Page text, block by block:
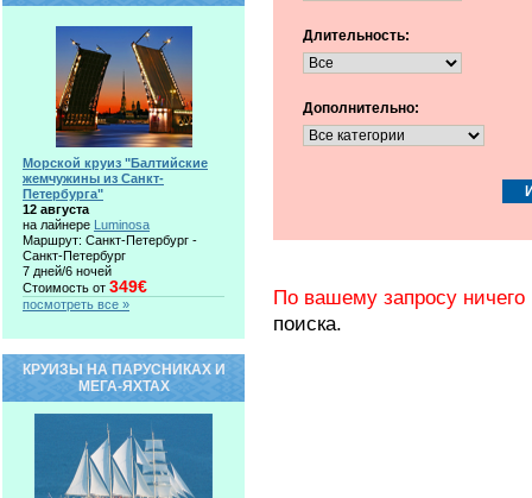
Длительность:
Дополнительно:
По вашему запросу ничего
поиска.
Морской круиз "Балтийские
жемчужины из Санкт-
Петербурга"
12 августа
на лайнере Luminosa
Маршрут: Санкт-Петербург -
Санкт-Петербург
7 дней/6 ночей
Стоимость от 349€
посмотреть все »
КРУИЗЫ НА ПАРУСНИКАХ И
МЕГА-ЯХТАХ